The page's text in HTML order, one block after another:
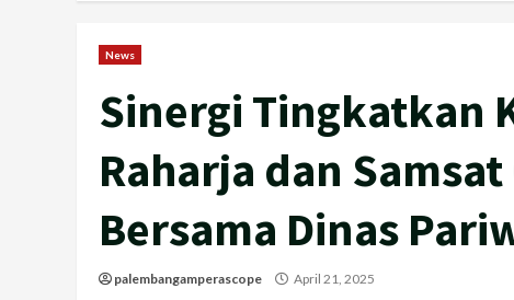
News
Sinergi Tingkatkan
Raharja dan
Bersama Dinas
palembangamperascope April 21, 2025